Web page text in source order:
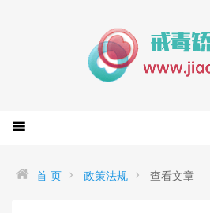
首 页 政策法规 查看文章